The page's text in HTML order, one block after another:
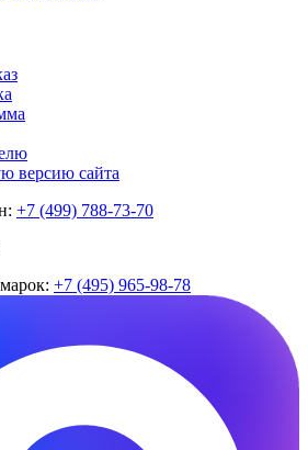
версию сайта
+7 (499) 788-73-70
+7 (495) 965-98-78